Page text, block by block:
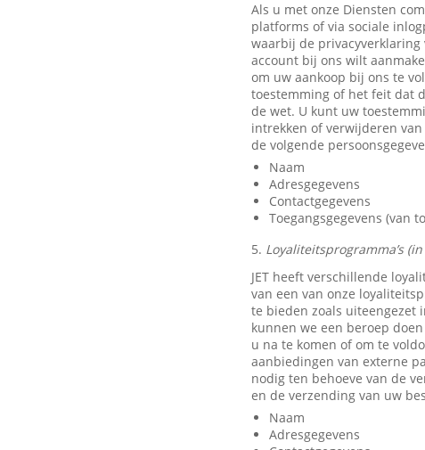
Als u met onze Diensten
platforms of via sociale
waarbij de privacyverklaring
account bij ons wilt
om uw aankoop bij ons te
toestemming of het feit dat
de wet. U kunt uw
intrekken of verwijderen
de volgende
Naam
Adresgegevens
Contactgegevens
Toegangsgegevens (van
5. Loyaliteitsprogramma’s
JET heeft verschillende
van een van onze
te bieden zoals uiteengezet
kunnen we een beroep
u na te komen of om te
aanbiedingen van externe
nodig ten behoeve van de
en de verzending van uw
Naam
Adresgegevens